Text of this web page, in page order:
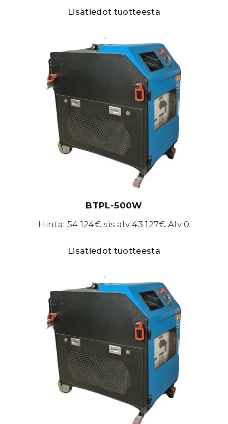
Lisätiedot tuotteesta
BTPL-500W
Hinta: 54 124€ sis.alv 43 127€ Alv 0
Lisätiedot tuotteesta